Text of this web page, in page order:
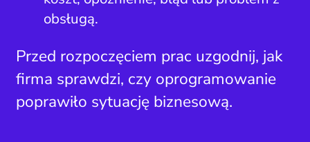
obsługą.
Przed rozpoczęciem prac uzgodnij, jak
firma sprawdzi, czy oprogramowanie
poprawiło sytuację biznesową.